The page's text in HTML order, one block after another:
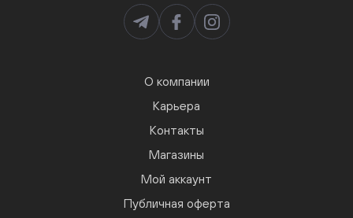
О компании
Карьера
Контакты
Магазины
Мой аккаунт
Публичная оферта